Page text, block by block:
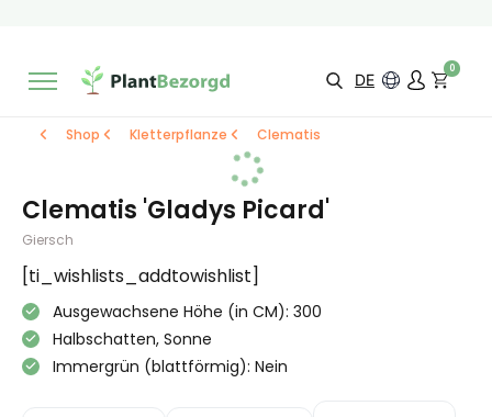
Wähle selbst
DE
0
Shop Kletterpflanze Clematis
Clematis 'Gladys Picard'
Giersch
[ti_wishlists_addtowishlist]
Ausgewachsene Höhe (in CM): 300
Halbschatten, Sonne
Immergrün (blattförmig): Nein